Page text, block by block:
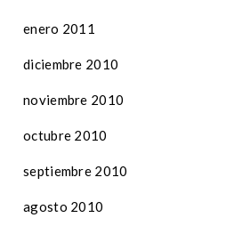
enero 2011
diciembre 2010
noviembre 2010
octubre 2010
septiembre 2010
agosto 2010